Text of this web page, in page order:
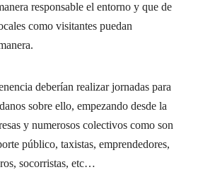
responsable el entorno y que de
como visitantes puedan
deberían realizar jornadas para
sobre ello, empezando desde la
y numerosos colectivos como son
público, taxistas, emprendedores,
socorristas, etc…